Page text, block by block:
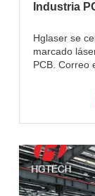
Industria
Hglaser se
marcado
PCB. Correo